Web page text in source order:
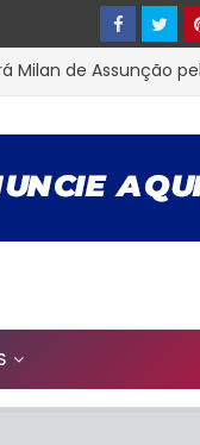
de Assunção pela